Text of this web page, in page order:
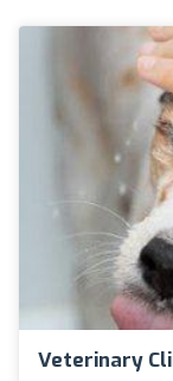
Veterinary